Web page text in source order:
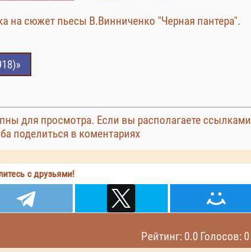
на сюжет пьесы В.Винниченко "Черная пантера".
для просмотра. Если вы располагаете ссылками
поделиться в коментариях
с друзьями!
Рейтинг: 0.0 Голосов: 0